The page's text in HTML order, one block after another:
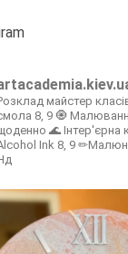
майстер
8, 9🧿
🌊 Інтер'єрна
Ink 8, 9